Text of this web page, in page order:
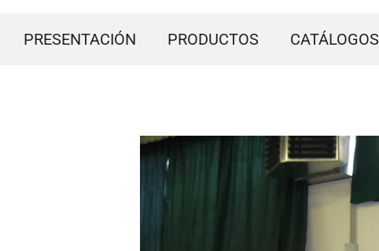
PRESENTACIÓN PRODUCTOS CATÁLOGOS